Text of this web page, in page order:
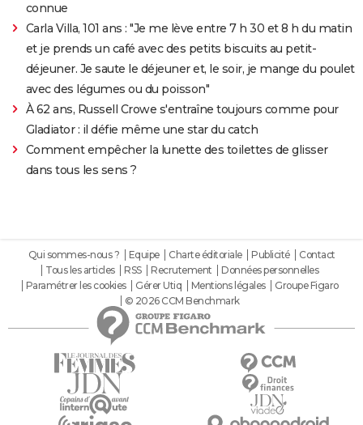
connue
Carla Villa, 101 ans : "Je me lève entre 7 h 30 et 8 h du matin
et je prends un café avec des petits biscuits au petit-
déjeuner. Je saute le déjeuner et, le soir, je mange du poulet
avec des légumes ou du poisson"
À 62 ans, Russell Crowe s'entraîne toujours comme pour
Gladiator : il défie même une star du catch
Comment empêcher la lunette des toilettes de glisser
dans tous les sens ?
Qui sommes-nous ? Equipe Charte éditoriale Publicité
Contact
Tous les articles
RSS Recrutement
Données personnelles
Paramétrer les cookies
Gérer Utiq Mentions légales
Groupe Figaro
© 2026 CCM Benchmark